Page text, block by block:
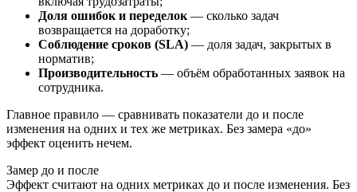
Доля ошибок и переделок — сколько задач
возвращается на доработку;
Соблюдение сроков (SLA) — доля задач, закрытых в
норматив;
Производительность — объём обработанных заявок на
сотрудника.
Главное правило — сравнивать показатели до и после
изменения на одних и тех же метриках. Без замера «до»
эффект оценить нечем.
Замер до и после
Эффект считают на одних метриках до и после изменения. Без